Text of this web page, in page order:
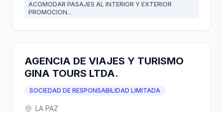
ACOMODAR PASAJES AL INTERIOR Y EXTERIOR
PROMOCION...
AGENCIA DE VIAJES Y TURISMO
GINA TOURS LTDA.
SOCIEDAD DE RESPONSABILIDAD LIMITADA
LA PAZ